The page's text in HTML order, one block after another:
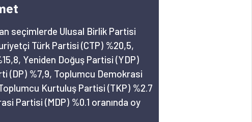
seçimlerde Ulusal Birlik Partisi
Türk Partisi (CTP) %20,5,
Yeniden Doğuş Partisi (YDP)
(DP) %7,9, Toplumcu Demokrasi
Kurtuluş Partisi (TKP) %2.7
Partisi (MDP) %0.1 oranında oy